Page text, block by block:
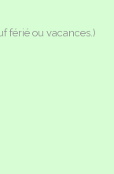
férié ou vacances.)